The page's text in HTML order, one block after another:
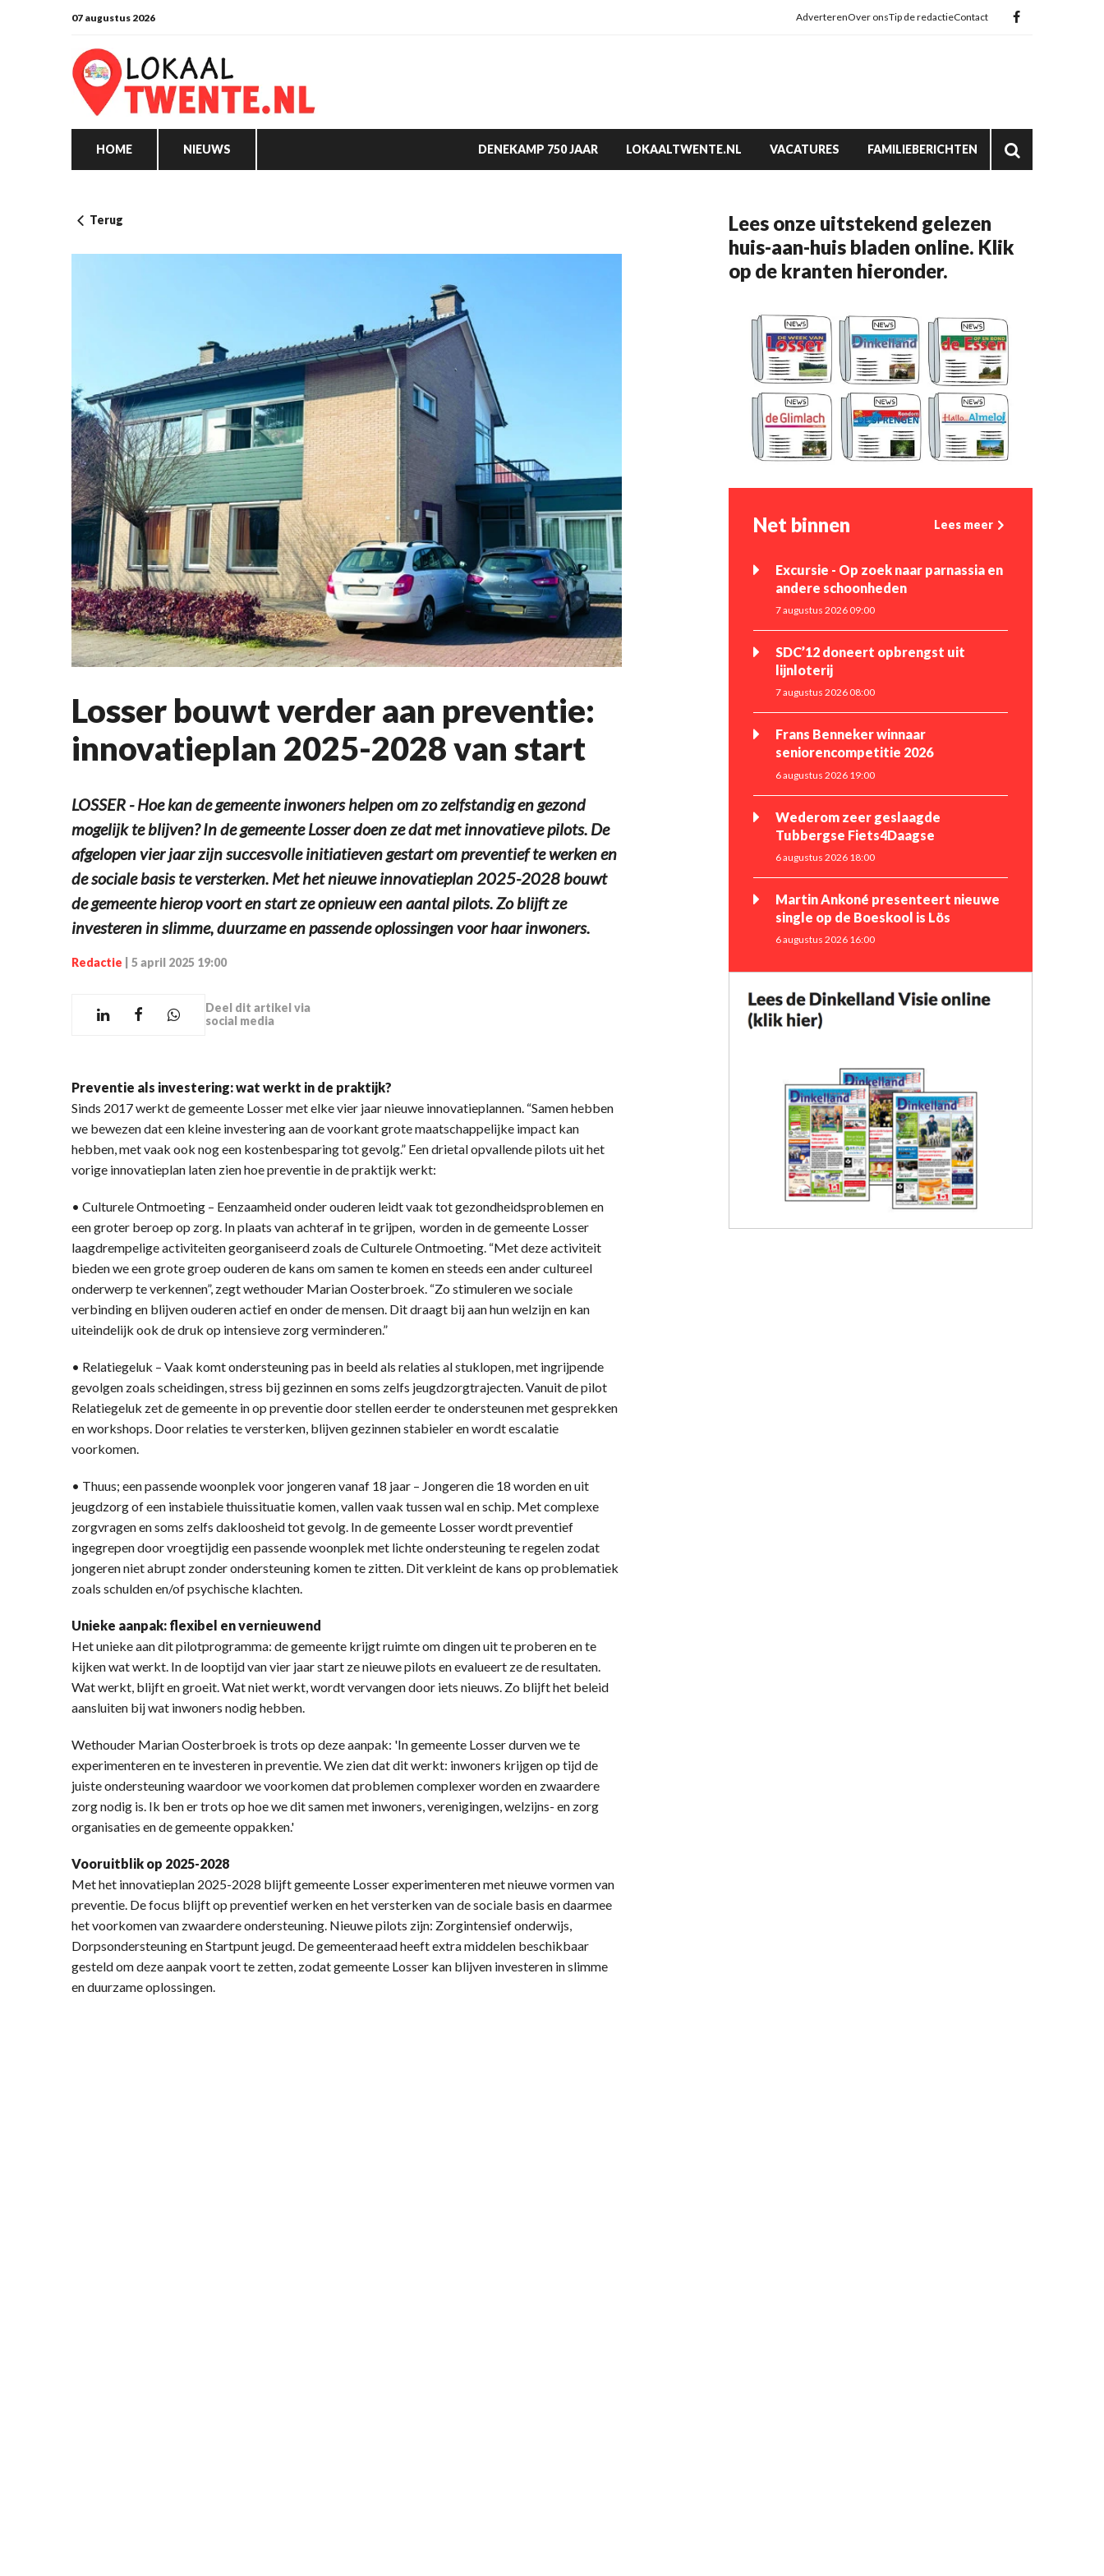
07 augustus 2026 AdverterenOver onsTip de redactieContact
HOME NIEUWS DENEKAMP 750 JAAR LOKAALTWENTE.NL VACATURES FAMILIEBERICHTEN
Terug
Losser bouwt verder aan preventie:
innovatieplan 2025-2028 van start
LOSSER - Hoe kan de gemeente inwoners helpen om zo zelfstandig en gezond
mogelijk te blijven? In de gemeente Losser doen ze dat met innovatieve pilots. De
afgelopen vier jaar zijn succesvolle initiatieven gestart om preventief te werken en
de sociale basis te versterken. Met het nieuwe innovatieplan 2025-2028 bouwt
de gemeente hierop voort en start ze opnieuw een aantal pilots. Zo blijft ze
investeren in slimme, duurzame en passende oplossingen voor haar inwoners.
Redactie 5 april 2025 19:00
Deel dit artikel via
social media
Preventie als investering: wat werkt in de praktijk?
Sinds 2017 werkt de gemeente Losser met elke vier jaar nieuwe innovatieplannen. “Samen hebben
we bewezen dat een kleine investering aan de voorkant grote maatschappelijke impact kan
hebben, met vaak ook nog een kostenbesparing tot gevolg.” Een drietal opvallende pilots uit het
vorige innovatieplan laten zien hoe preventie in de praktijk werkt:
• Culturele Ontmoeting – Eenzaamheid onder ouderen leidt vaak tot gezondheidsproblemen en
een groter beroep op zorg. In plaats van achteraf in te grijpen, worden in de gemeente Losser
laagdrempelige activiteiten georganiseerd zoals de Culturele Ontmoeting. “Met deze activiteit
bieden we een grote groep ouderen de kans om samen te komen en steeds een ander cultureel
onderwerp te verkennen”, zegt wethouder Marian Oosterbroek. “Zo stimuleren we sociale
verbinding en blijven ouderen actief en onder de mensen. Dit draagt bij aan hun welzijn en kan
uiteindelijk ook de druk op intensieve zorg verminderen.”
• Relatiegeluk – Vaak komt ondersteuning pas in beeld als relaties al stuklopen, met ingrijpende
gevolgen zoals scheidingen, stress bij gezinnen en soms zelfs jeugdzorgtrajecten. Vanuit de pilot
Relatiegeluk zet de gemeente in op preventie door stellen eerder te ondersteunen met gesprekken
en workshops. Door relaties te versterken, blijven gezinnen stabieler en wordt escalatie
voorkomen.
• Thuus; een passende woonplek voor jongeren vanaf 18 jaar – Jongeren die 18 worden en uit
jeugdzorg of een instabiele thuissituatie komen, vallen vaak tussen wal en schip. Met complexe
zorgvragen en soms zelfs dakloosheid tot gevolg. In de gemeente Losser wordt preventief
ingegrepen door vroegtijdig een passende woonplek met lichte ondersteuning te regelen zodat
jongeren niet abrupt zonder ondersteuning komen te zitten. Dit verkleint de kans op problematiek
zoals schulden en/of psychische klachten.
Unieke aanpak: flexibel en vernieuwend
Het unieke aan dit pilotprogramma: de gemeente krijgt ruimte om dingen uit te proberen en te
kijken wat werkt. In de looptijd van vier jaar start ze nieuwe pilots en evalueert ze de resultaten.
Wat werkt, blijft en groeit. Wat niet werkt, wordt vervangen door iets nieuws. Zo blijft het beleid
aansluiten bij wat inwoners nodig hebben.
Wethouder Marian Oosterbroek is trots op deze aanpak: 'In gemeente Losser durven we te
experimenteren en te investeren in preventie. We zien dat dit werkt: inwoners krijgen op tijd de
juiste ondersteuning waardoor we voorkomen dat problemen complexer worden en zwaardere
zorg nodig is. Ik ben er trots op hoe we dit samen met inwoners, verenigingen, welzijns- en zorg
organisaties en de gemeente oppakken.'
Vooruitblik op 2025-2028
Met het innovatieplan 2025-2028 blijft gemeente Losser experimenteren met nieuwe vormen van
preventie. De focus blijft op preventief werken en het versterken van de sociale basis en daarmee
het voorkomen van zwaardere ondersteuning. Nieuwe pilots zijn: Zorgintensief onderwijs,
Dorpsondersteuning en Startpunt jeugd. De gemeenteraad heeft extra middelen beschikbaar
gesteld om deze aanpak voort te zetten, zodat gemeente Losser kan blijven investeren in slimme
en duurzame oplossingen.
Lees onze uitstekend gelezen
huis-aan-huis bladen online. Klik
op de kranten hieronder.
Net binnen Lees meer
Excursie - Op zoek naar parnassia en
andere schoonheden
7 augustus 2026 09:00
SDC’12 doneert opbrengst uit
lijnloterij
7 augustus 2026 08:00
Frans Benneker winnaar
seniorencompetitie 2026
6 augustus 2026 19:00
Wederom zeer geslaagde
Tubbergse Fiets4Daagse
6 augustus 2026 18:00
Martin Ankoné presenteert nieuwe
single op de Boeskool is Lös
6 augustus 2026 16:00